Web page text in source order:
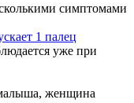
симптомами
1 палец
уже при
женщина